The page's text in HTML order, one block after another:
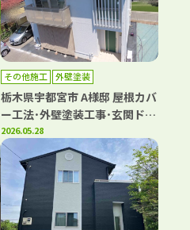
その他施工 外壁塗装
栃木県宇都宮市 A様邸 屋根カバ
ー工法･外壁塗装工事･玄関ドア
リフォーム
2026.05.28